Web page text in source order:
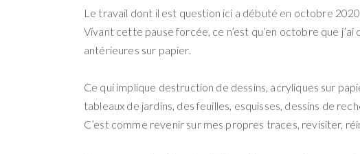
Le travail dont il est question ici a débuté en octobre
Vivant cette pause forcée, ce n’est qu’en octobre que
antérieures sur papier.
Ce qui implique destruction de dessins, acryliques sur
tableaux de jardins, des feuilles, esquisses, dessins de
C’est comme revenir sur mes propres traces, revisiter,